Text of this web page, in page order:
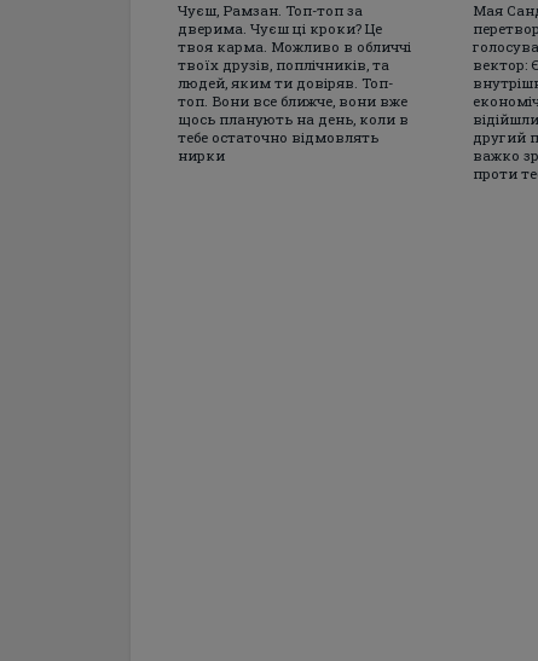
Чуєш, Рамзан. Топ-топ за
дверима. Чуєш ці кроки? Це
твоя карма. Можливо в обличчі
твоїх друзів, поплічників, та
людей, яким ти довіряв. Топ-
топ. Вони все ближче, вони вже
щось планують на день, коли в
тебе остаточно відмовлять
нирки
Мая
вектор:
другий
важко
проти